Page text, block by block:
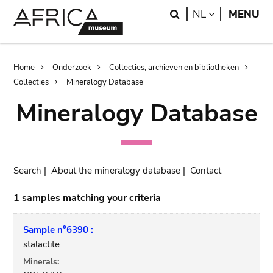
Search
NL LANGUAGE
MENU
Breadcrumb
Home Onderzoek
Collecties, archieven en bibliotheken
Collecties
Mineralogy Database
Mineralogy Database
Search |About the mineralogy database | Contact
1 samples matching your criteria
Sample n°6390 :
stalactite
Minerals: